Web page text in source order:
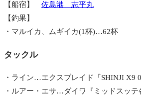
【船宿】 佐島港 志平丸
【釣果】
・マルイカ、ムギイカ(1杯)…62杯
タックル
・ライン…エクスブレイド『SHINJI X9
・ルアー・エサ…ダイワ『ミッドスッテ